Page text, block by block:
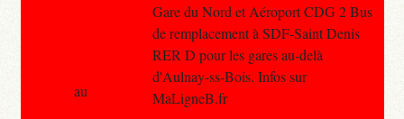
Gare du Nord et Aéroport CDG 2 Bus
de remplacement à SDF-Saint Denis
RER D pour les gares au-delà
d'Aulnay-ss-Bois. Infos sur
MaLigneB.fr
au